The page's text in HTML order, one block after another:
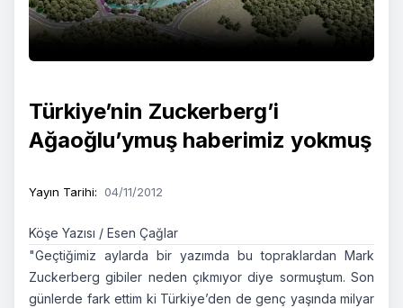
Türkiye’nin Zuckerberg’i
Ağaoğlu’ymuş haberimiz yokmuş
Yayın Tarihi: 04/11/2012
Köşe Yazısı / Esen Çağlar
"Geçtiğimiz aylarda bir yazımda bu topraklardan Mark
Zuckerberg gibiler neden çıkmıyor diye sormuştum. Son
günlerde fark ettim ki Türkiye’den de genç yaşında milyar